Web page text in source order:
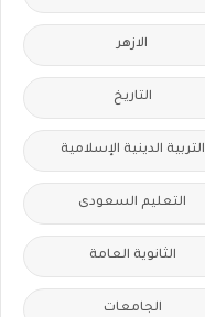
الازهر
التاريخ
التربية الدينية الإسلامية
التعليم السعودى
الثانوية العامة
الجامعات